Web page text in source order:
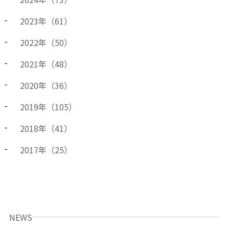
2023年（61）
2022年（50）
2021年（48）
2020年（36）
2019年（105）
2018年（41）
2017年（25）
NEWS